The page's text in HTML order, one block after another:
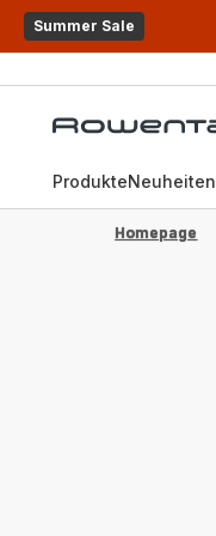
Summer Sale
ProdukteNeuheiten
Homepage